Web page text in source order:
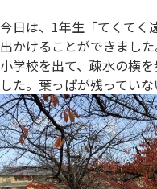
今日は、1年生「てくてく
出かけることができました
小学校を出て、疎水の横
した。葉っぱが残ってい